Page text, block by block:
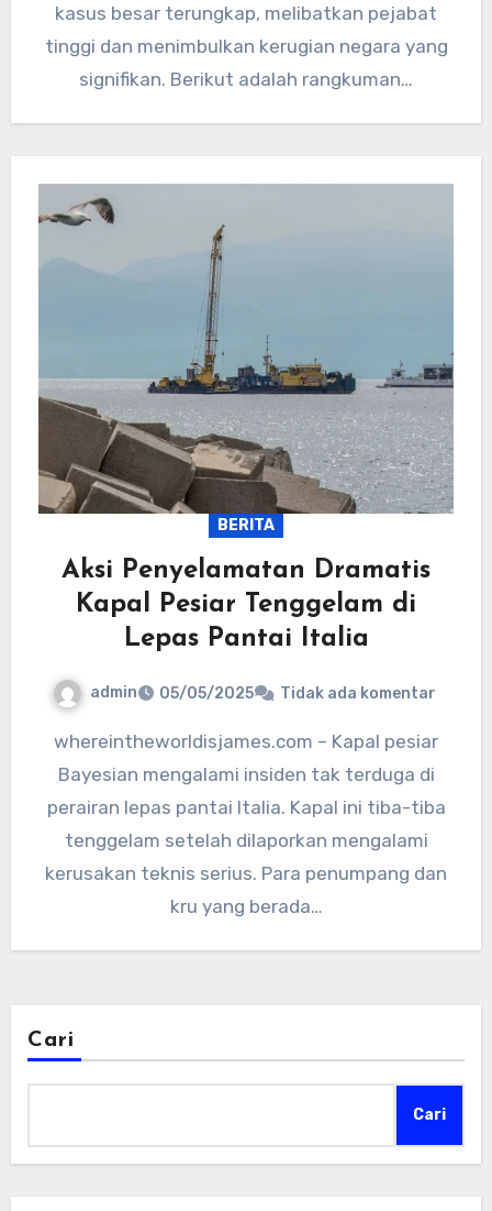
kasus besar terungkap, melibatkan pejabat
tinggi dan menimbulkan kerugian negara yang
signifikan. Berikut adalah rangkuman…
BERITA
Aksi Penyelamatan Dramatis
Kapal Pesiar Tenggelam di
Lepas Pantai Italia
admin 05/05/2025 Tidak ada komentar
whereintheworldisjames.com – Kapal pesiar
Bayesian mengalami insiden tak terduga di
perairan lepas pantai Italia. Kapal ini tiba-tiba
tenggelam setelah dilaporkan mengalami
kerusakan teknis serius. Para penumpang dan
kru yang berada…
Cari
Cari